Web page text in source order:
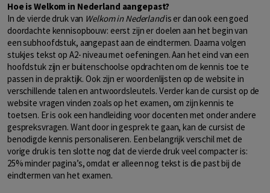
Hoe is Welkom in Nederland aangepast?
In de vierde druk van Welkom in Nederlandis er dan ook een goed
doordachte kennisopbouw: eerst zijn er doelen aan het begin van
een subhoofdstuk, aangepast aan de eindtermen. Daarna volgen
stukjes tekst op A2- niveau met oefeningen. Aan het eind van een
hoofdstuk zijn er buitenschoolse opdrachten om de kennis toe te
passen in de praktijk. Ook zijn er woordenlijsten op de website in
verschillende talen en antwoordsleutels. Verder kan de cursist op de
website vragen vinden zoals op het examen, om zijn kennis te
toetsen. Er is ook een handleiding voor docenten met onder andere
gespreksvragen. Want door in gesprek te gaan, kan de cursist de
benodigde kennis personaliseren. Een belangrijk verschil met de
vorige druk is ten slotte nog dat de vierde druk veel compacter is:
25% minder pagina’s, omdat er alleen nog tekst is die past bij de
eindtermen van het examen.